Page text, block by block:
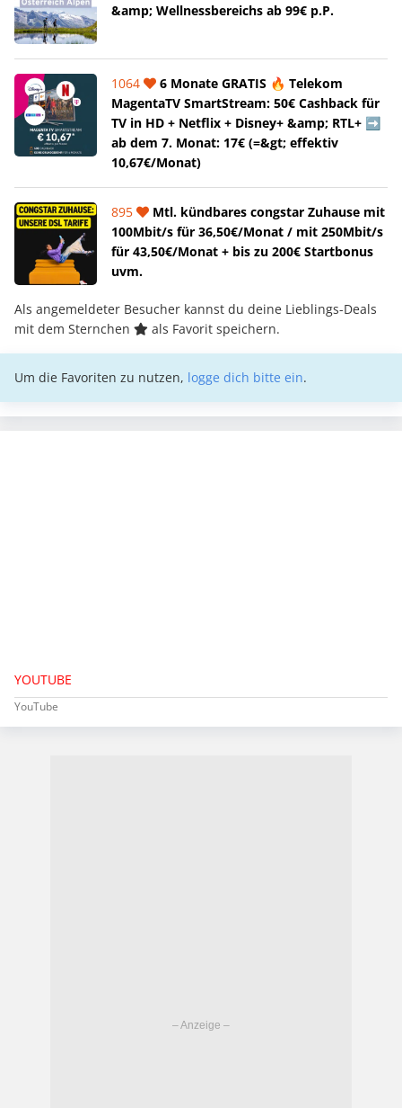
&amp; Wellnessbereichs ab 99€ p.P.
1064
6 Monate GRATIS 🔥 Telekom
MagentaTV SmartStream: 50€ Cashback für
TV in HD + Netflix + Disney+ &amp; RTL+ ➡️
ab dem 7. Monat: 17€ (=&gt; effektiv
10,67€/Monat)
895
Mtl. kündbares congstar Zuhause mit
100Mbit/s für 36,50€/Monat / mit 250Mbit/s
für 43,50€/Monat + bis zu 200€ Startbonus
uvm.
Als angemeldeter Besucher kannst du deine Lieblings-Deals
mit dem Sternchen
als Favorit speichern.
Um die Favoriten zu nutzen, logge dich bitte ein.
YOUTUBE
YouTube